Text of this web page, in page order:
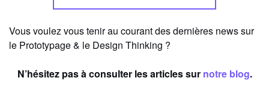
Vous voulez vous tenir au courant des dernières news sur
le Prototypage & le Design Thinking ?
N’hésitez pas à consulter les articles sur notre blog.